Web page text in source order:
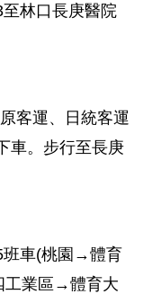
林口長庚醫院
客運、日統客運
車。步行至長庚
班車(桃園→體育
工業區→體育大